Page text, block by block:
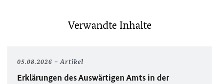
Verwandte Inhalte
05.08.2026 Artikel
Erklärungen des Auswärtigen Amts in der